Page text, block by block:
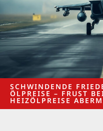
SCHWINDENDE
ÖLPREISE – FRUST
HEIZÖLPREISE